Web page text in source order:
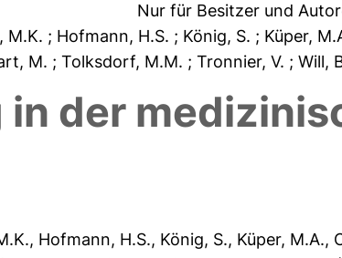
Nur für Besitzer und
M.K. ; Hofmann, H.S. ; König, S. ; Küper,
M. ; Tolksdorf, M.M. ; Tronnier, V. ; Will,
der
, Hofmann, H.S., König, S., Küper, M.A.,